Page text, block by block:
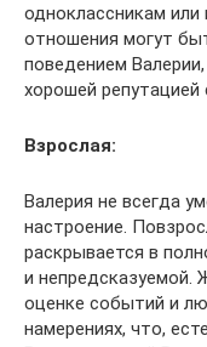
одноклассникам или
отношения могут
поведением
хорошей
Взрослая:
Валерия не всегда
настроение.
раскрывается в
и непредсказуемой.
оценке событий и
намерениях, что,